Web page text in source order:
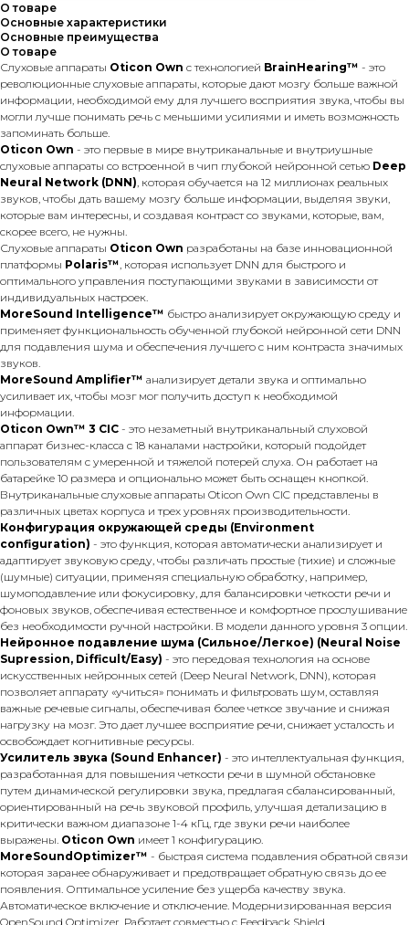
О товаре
Основные характеристики
Основные преимущества
О товаре
Слуховые аппараты Oticon Own с технологией BrainHearing™ - это
революционные слуховые аппараты, которые дают мозгу больше важной
информации, необходимой ему для лучшего восприятия звука, чтобы вы
могли лучше понимать речь с меньшими усилиями и иметь возможность
запоминать больше.
Oticon Own - это первые в мире внутриканальные и внутриушные
слуховые аппараты со встроенной в чип глубокой нейронной сетью Deep
Neural Network (DNN), которая обучается на 12 миллионах реальных
звуков, чтобы дать вашему мозгу больше информации, выделяя звуки,
которые вам интересны, и создавая контраст со звуками, которые, вам,
скорее всего, не нужны.
Слуховые аппараты Oticon Own разработаны на базе инновационной
платформы Polaris™, которая использует DNN для быстрого и
оптимального управления поступающими звуками в зависимости от
индивидуальных настроек.
MoreSound Intelligence™ быстро анализирует окружающую среду и
применяет функциональность обученной глубокой нейронной сети DNN
для подавления шума и обеспечения лучшего с ним контраста значимых
звуков.
MoreSound Amplifier™ анализирует детали звука и оптимально
усиливает их, чтобы мозг мог получить доступ к необходимой
информации.
Oticon Own™ 3 CIC - это незаметный внутриканальный слуховой
аппарат бизнес-класса с 18 каналами настройки, который подойдет
пользователям с умеренной и тяжелой потерей слуха. Он работает на
батарейке 10 размера и опционально может быть оснащен кнопкой.
Внутриканальные слуховые аппараты Oticon Own CIC представлены в
различных цветах корпуса и трех уровнях производительности.
Конфигурация окружающей среды (Environment
configuration) - это функция, которая автоматически анализирует и
адаптирует звуковую среду, чтобы различать простые (тихие) и сложные
(шумные) ситуации, применяя специальную обработку, например,
шумоподавление или фокусировку, для балансировки четкости речи и
фоновых звуков, обеспечивая естественное и комфортное прослушивание
без необходимости ручной настройки. В модели данного уровня 3 опции.
Нейронное подавление шума (Сильное/Легкое) (Neural Noise
Supression, Difficult/Easy) - это передовая технология на основе
искусственных нейронных сетей (Deep Neural Network, DNN), которая
позволяет аппарату «учиться» понимать и фильтровать шум, оставляя
важные речевые сигналы, обеспечивая более четкое звучание и снижая
нагрузку на мозг. Это дает лучшее восприятие речи, снижает усталость и
освобождает когнитивные ресурсы.
Усилитель звука (Sound Enhancer) - это интеллектуальная функция,
разработанная для повышения четкости речи в шумной обстановке
путем динамической регулировки звука, предлагая сбалансированный,
ориентированный на речь звуковой профиль, улучшая детализацию в
критически важном диапазоне 1-4 кГц, где звуки речи наиболее
выражены. Oticon Own имеет 1 конфигурацию.
MoreSoundOptimizer™ - быстрая система подавления обратной связи
которая заранее обнаруживает и предотвращает обратную связь до ее
появления. Оптимальное усиление без ущерба качеству звука.
Автоматическое включение и отключение. Модернизированная версия
OpenSound Optimizer. Работает совместно с Feedback Shield.